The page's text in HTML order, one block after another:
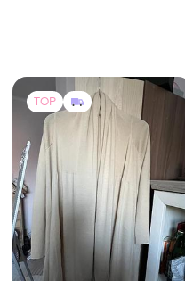
1200 грн 1
Ralph Lauren